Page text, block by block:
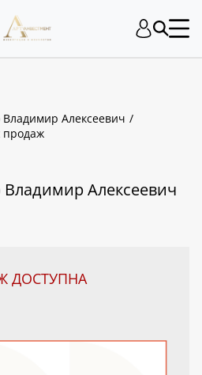
Алексеевич
продаж
Алексеевич
ДОСТУПНА